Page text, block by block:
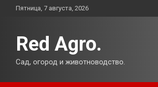
ПерейтиПятница, 7 августа, 2026
Red Agro.
Сад, огород и животноводство.